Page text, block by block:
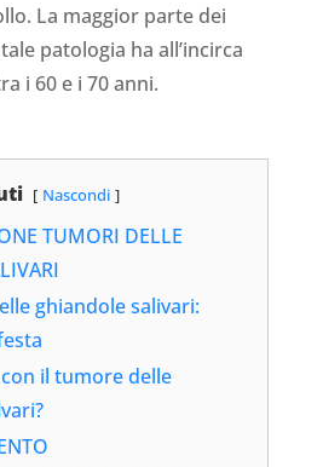
La maggior parte dei
patologia ha all’incirca
i 60 e i 70 anni.
Nascondi
TUMORI DELLE
ghiandole salivari:
il tumore delle